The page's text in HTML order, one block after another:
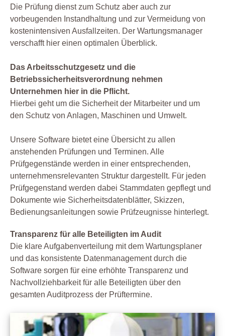
Die Prüfung dienst zum Schutz aber auch zur
vorbeugenden Instandhaltung und zur Vermeidung von
kostenintensiven Ausfallzeiten. Der Wartungsmanager
verschafft hier einen optimalen Überblick.
Das Arbeitsschutzgesetz und die
Betriebssicherheitsverordnung nehmen
Unternehmen hier in die Pflicht.
Hierbei geht um die Sicherheit der Mitarbeiter und um
den Schutz von Anlagen, Maschinen und Umwelt.
Unsere Software bietet eine Übersicht zu allen
anstehenden Prüfungen und Terminen. Alle
Prüfgegenstände werden in einer entsprechenden,
unternehmensrelevanten Struktur dargestellt. Für jeden
Prüfgegenstand werden dabei Stammdaten gepflegt und
Dokumente wie Sicherheitsdatenblätter, Skizzen,
Bedienungsanleitungen sowie Prüfzeugnisse hinterlegt.
Transparenz für alle Beteiligten im Audit
Die klare Aufgabenverteilung mit dem Wartungsplaner
und das konsistente Datenmanagement durch die
Software sorgen für eine erhöhte Transparenz und
Nachvollziehbarkeit für alle Beteiligten über den
gesamten Auditprozess der Prüftermine.